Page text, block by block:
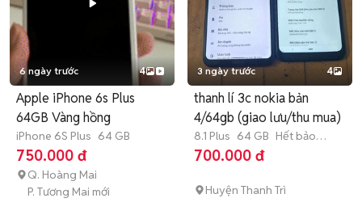
6 ngày trước 4
Apple iPhone 6s Plus
64GB Vàng hồng
iPhone 6S Plus 64 GB
750.000 đ
Q. Hoàng Mai
P. Tương Mai mới
3 ngày trước 4
thanh lí 3c nokia bản
4/64gb (giao lưu/thu mua)
8.1 Plus 64 GB Hết bảo
hành
700.000 đ
Huyện Thanh Trì